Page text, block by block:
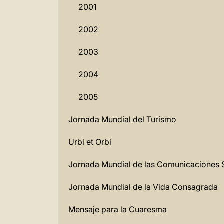
2001
2002
2003
2004
2005
Jornada Mundial del Turismo
Urbi et Orbi
Jornada Mundial de las Comunicaciones
Jornada Mundial de la Vida Consagrada
Mensaje para la Cuaresma